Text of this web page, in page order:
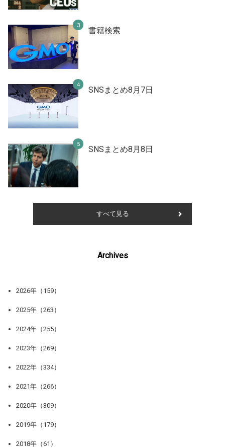
書籍検索
SNSまとめ8月7日
SNSまとめ8月8日
すべて見る
Archives
2026年（159）
2025年（263）
2024年（255）
2023年（269）
2022年（334）
2021年（266）
2020年（309）
2019年（179）
2018年（61）